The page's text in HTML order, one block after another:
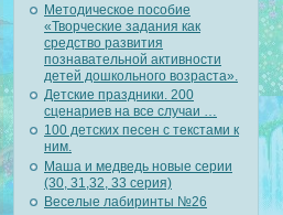
Методическое пособие
«Творческие задания как
средство развития
познавательной активности
детей дошкольного возраста».
Детские праздники. 200
сценариев на все случаи …
100 детских песен с текстами к
ним.
Маша и медведь новые серии
(30, 31,32, 33 серия)
Веселые лабиринты №26